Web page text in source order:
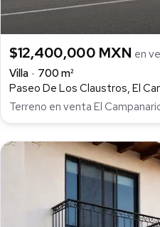
$12,400,000 MXN en
Villa
700 m²
Paseo De Los Claustros, El
Terreno en venta El